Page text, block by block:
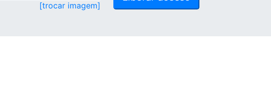
[trocar imagem]